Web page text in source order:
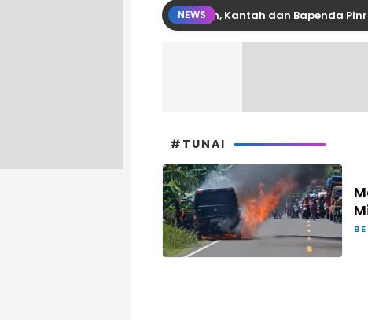
NEWS
Pertanahan dan Perpajakan, Kantah dan Bapenda Pinrang
#TUNAI